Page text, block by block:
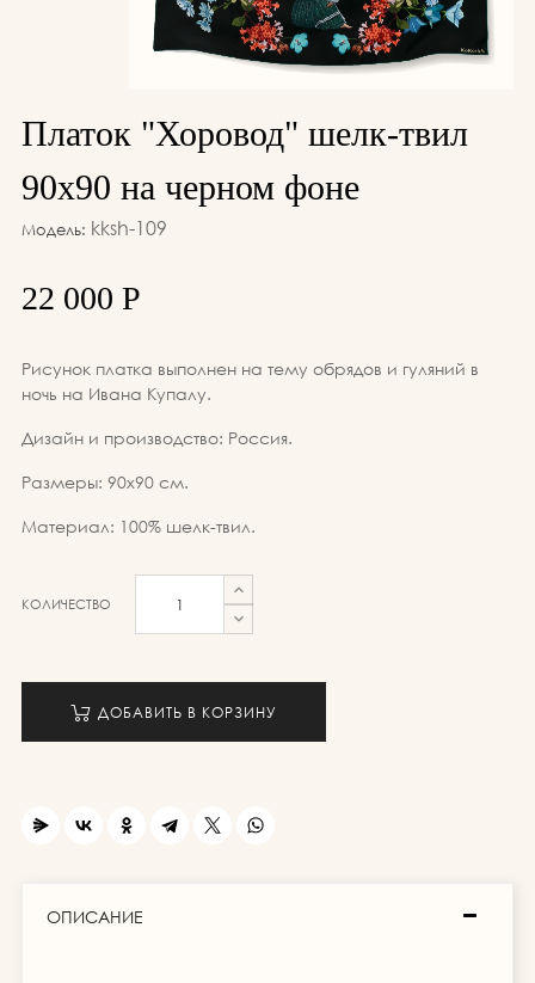
Платок "Хоровод" шелк-твил
90х90 на черном фоне
Модель: kksh-109
22 000 Р
Рисунок платка выполнен на тему обрядов и гуляний в
ночь на Ивана Купалу.
Дизайн и производство: Россия.
Размеры: 90х90 см.
Материал: 100% шелк-твил.
КОЛИЧЕСТВО
ДОБАВИТЬ В КОРЗИНУ
ОПИСАНИЕ